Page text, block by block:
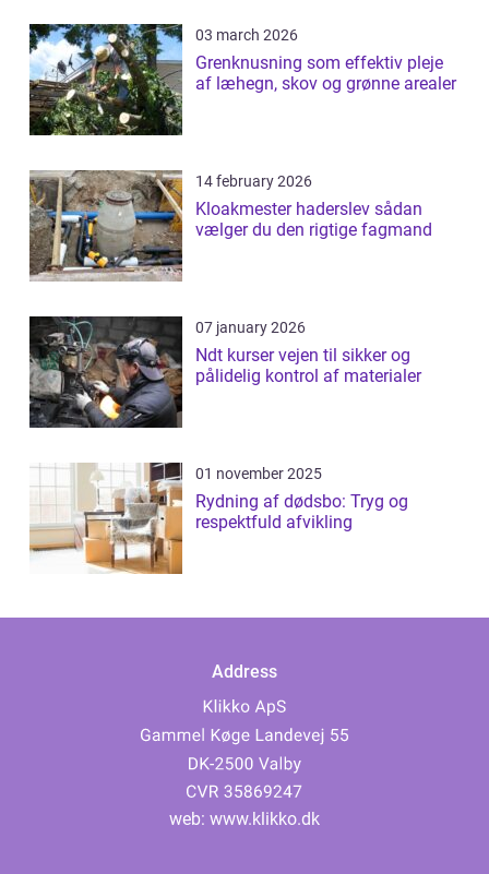
03 march 2026
Grenknusning som effektiv pleje
af læhegn, skov og grønne arealer
14 february 2026
Kloakmester haderslev sådan
vælger du den rigtige fagmand
07 january 2026
Ndt kurser vejen til sikker og
pålidelig kontrol af materialer
01 november 2025
Rydning af dødsbo: Tryg og
respektfuld afvikling
Address
web: www.klikko.dk